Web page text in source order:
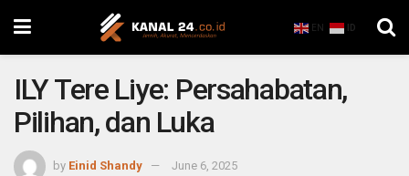
EN ID
ILY Tere Liye: Persahabatan,
Pilihan, dan Luka
by Einid Shandy June 6, 2025